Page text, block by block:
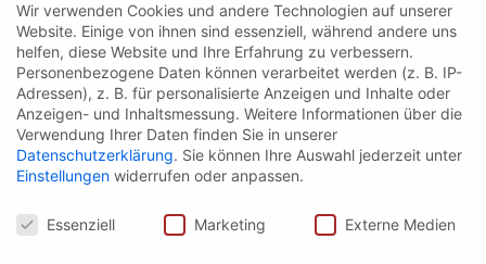
Wir verwenden Cookies und andere Technologien auf unserer
Website. Einige von ihnen sind essenziell, während andere uns
helfen, diese Website und Ihre Erfahrung zu verbessern.
Personenbezogene Daten können verarbeitet werden (z. B. IP-
Adressen), z. B. für personalisierte Anzeigen und Inhalte oder
Anzeigen- und Inhaltsmessung. Weitere Informationen über die
Verwendung Ihrer Daten finden Sie in unserer
Datenschutzerklärung. Sie können Ihre Auswahl jederzeit unter
Einstellungen widerrufen oder anpassen.
Datenschutz
Essenziell Marketing Externe Medien